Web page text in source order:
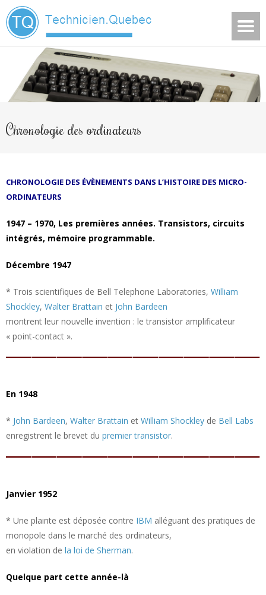
Chronologie des ordinateurs
CHRONOLOGIE DES ÉVÈNEMENTS DANS L’HISTOIRE DES MICRO-
ORDINATEURS
1947 – 1970, Les premières années. Transistors, circuits
intégrés, mémoire programmable.
Décembre 1947
* Trois scientifiques de Bell Telephone Laboratories, William
Shockley, Walter Brattain et John Bardeen
montrent leur nouvelle invention : le transistor amplificateur
« point-contact ».
En 1948
* John Bardeen, Walter Brattain et William Shockley de Bell Labs
enregistrent le brevet du premier transistor.
Janvier 1952
* Une plainte est déposée contre IBM alléguant des pratiques de
monopole dans le marché des ordinateurs,
en violation de la loi de Sherman.
Quelque part cette année-là